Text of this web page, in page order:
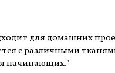
для домашних
с различными
начинающих."